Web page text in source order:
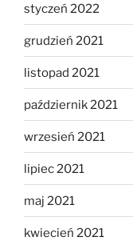
styczeń 2022
grudzień 2021
listopad 2021
październik 2021
wrzesień 2021
lipiec 2021
maj 2021
kwiecień 2021